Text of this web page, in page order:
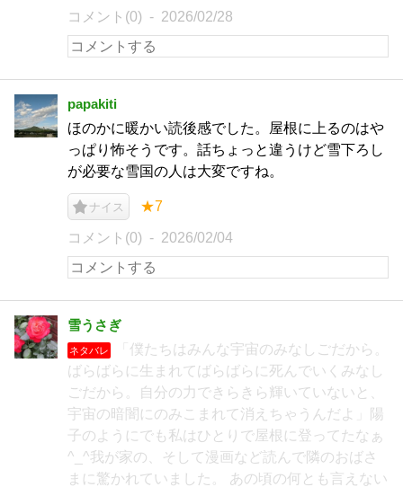
コメント(0) 2026/02/28
papakiti
ほのかに暖かい読後感でした。屋根に上るのはや
っぱり怖そうです。話ちょっと違うけど雪下ろし
が必要な雪国の人は大変ですね。
ナイス ★7
コメント(0) 2026/02/04
雪うさぎ
ネタバレ
「僕たちはみんな宇宙のみなしごだから。
ばらばらに生まれてばらばらに死んでいくみなし
ごだから。自分の力できらきら輝いていないと、
宇宙の暗闇にのみこまれて消えちゃうんだよ」陽
子のようにでも私はひとりで屋根に登ってたなぁ
^_^我が家の、そして漫画など読んで隣のおばさ
まに驚かれていました。 あの頃の何とも言えない